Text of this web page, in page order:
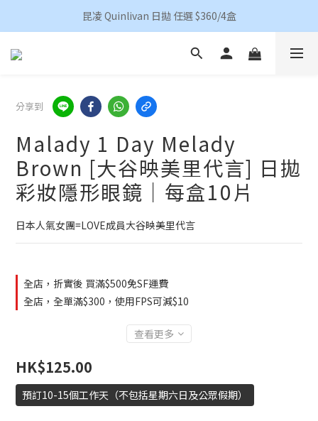
香港地區買滿HKD 500(澳門HKD 600)順豐包郵
昆凌 Quinlivan 日拋 任選 $360/4盒
香港地區買滿HKD 500(澳門HKD 600)順豐包郵
分享到
Malady 1 Day Melady
Brown [大谷映美里代言] 日拋
彩妝隱形眼鏡｜每盒10片
日本人氣女團=LOVE成員大谷映美里代言
全店，折實後 買滿$500免SF運費
全店，全單滿$300，使用FPS可減$10
查看更多
HK$125.00
預訂10-15個工作天（不包括星期六日及公眾假期）